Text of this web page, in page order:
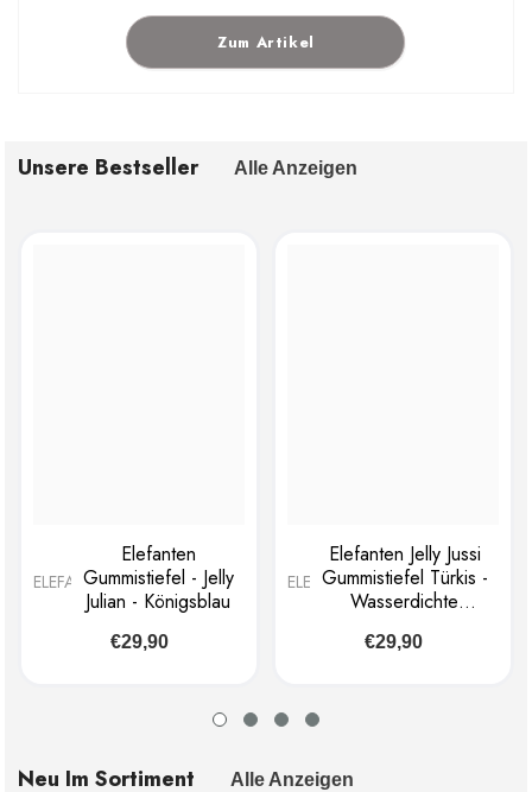
Zum Artikel
Unsere Bestseller Alle Anzeigen
ELEFANTEN
Elefanten
Gummistiefel - Jelly
Julian - Königsblau
€29,90
ELEFANTEN
Elefanten Jelly Jussi
Gummistiefel Türkis -
Wasserdichte
Rutschfester Sohle
€29,90
Neu Im Sortiment Alle Anzeigen